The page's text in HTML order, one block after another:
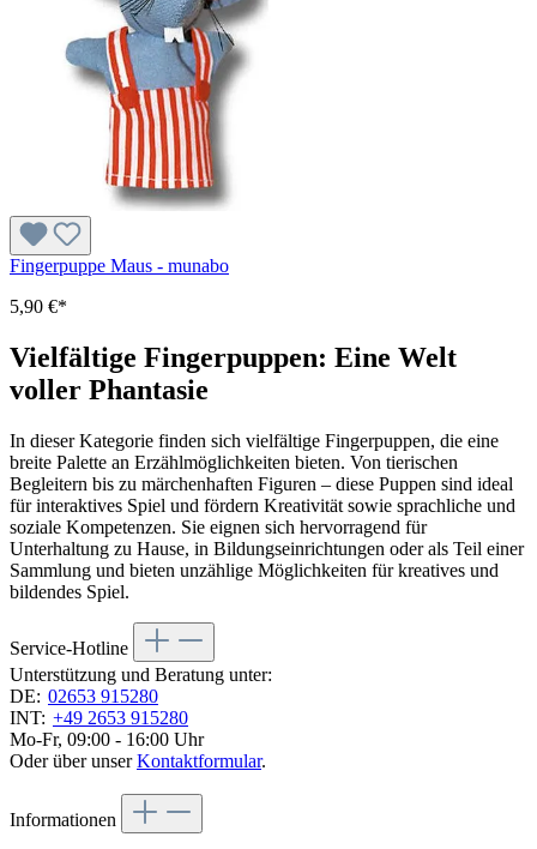
Fingerpuppe Maus - munabo
5,90 €*
Vielfältige Fingerpuppen: Eine Welt
voller Phantasie
In dieser Kategorie finden sich vielfältige Fingerpuppen, die eine
breite Palette an Erzählmöglichkeiten bieten. Von tierischen
Begleitern bis zu märchenhaften Figuren – diese Puppen sind ideal
für interaktives Spiel und fördern Kreativität sowie sprachliche und
soziale Kompetenzen. Sie eignen sich hervorragend für
Unterhaltung zu Hause, in Bildungseinrichtungen oder als Teil einer
Sammlung und bieten unzählige Möglichkeiten für kreatives und
bildendes Spiel.
Service-Hotline
Unterstützung und Beratung unter:
DE: 02653 915280
INT: +49 2653 915280
Mo-Fr, 09:00 - 16:00 Uhr
Oder über unserKontaktformular.
Informationen